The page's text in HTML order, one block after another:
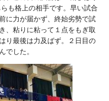
も格上の相手です。早い試合
に力が届かず、終始劣勢で試
、粘りに粘って１点をもぎ取
り最後は力及ばず。２日目の
でした。